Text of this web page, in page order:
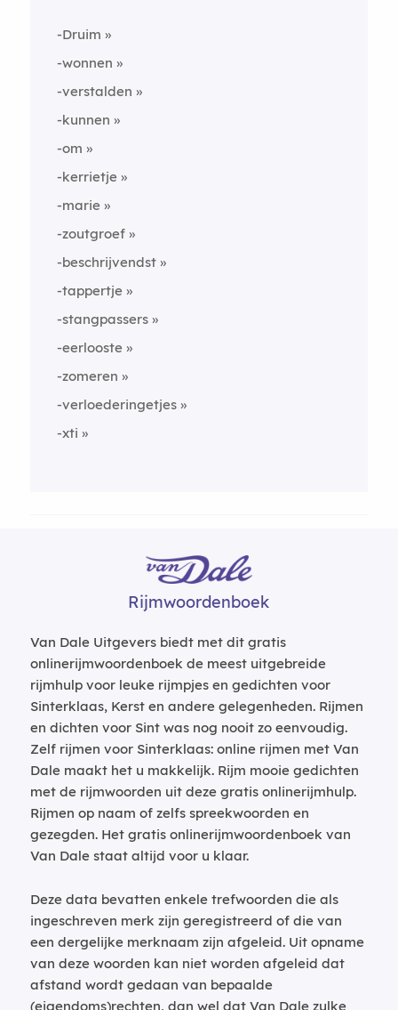
-Druim
-wonnen
-verstalden
-kunnen
-om
-kerrietje
-marie
-zoutgroef
-beschrijvendst
-tappertje
-stangpassers
-eerlooste
-zomeren
-verloederingetjes
-xti
Rijmwoordenboek
Van Dale Uitgevers biedt met dit gratis
onlinerijmwoordenboek de meest uitgebreide
rijmhulp voor leuke rijmpjes en gedichten voor
Sinterklaas, Kerst en andere gelegenheden. Rijmen
en dichten voor Sint was nog nooit zo eenvoudig.
Zelf rijmen voor Sinterklaas: online rijmen met Van
Dale maakt het u makkelijk. Rijm mooie gedichten
met de rijmwoorden uit deze gratis onlinerijmhulp.
Rijmen op naam of zelfs spreekwoorden en
gezegden. Het gratis onlinerijmwoordenboek van
Van Dale staat altijd voor u klaar.
Deze data bevatten enkele trefwoorden die als
ingeschreven merk zijn geregistreerd of die van
een dergelijke merknaam zijn afgeleid. Uit opname
van deze woorden kan niet worden afgeleid dat
afstand wordt gedaan van bepaalde
(eigendoms)rechten, dan wel dat Van Dale zulke